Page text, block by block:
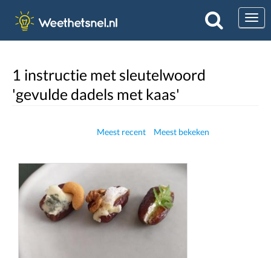
1 instructie met sleutelwoord
'gevulde dadels met kaas'
Meest recent Meest bekeken